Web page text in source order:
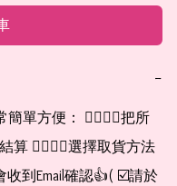
−
單方便： 👉🏻👉🏻把所
算 👉🏻👉🏻選擇取貨方法
到Email確認👍( ☑️請於